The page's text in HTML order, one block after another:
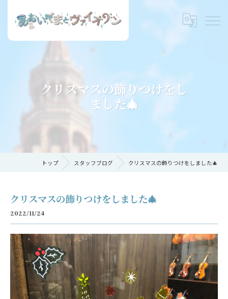
クリスマスの飾りつけをし
ました🎄
トップ スタッフブログ クリスマスの飾りつけをしました🎄
クリスマスの飾りつけをしました🎄
2022/11/24